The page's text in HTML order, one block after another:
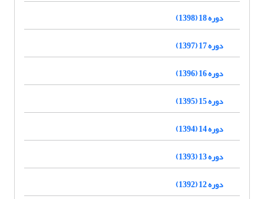
دوره 18 (1398)
دوره 17 (1397)
دوره 16 (1396)
دوره 15 (1395)
دوره 14 (1394)
دوره 13 (1393)
دوره 12 (1392)